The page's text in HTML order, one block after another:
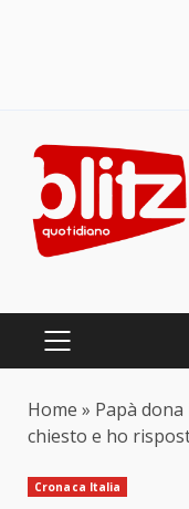
content
PRIMARY
Home » Papà
chiesto e ho
Cronaca Italia